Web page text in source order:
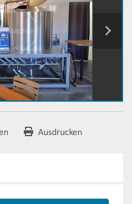
Ausdrucken